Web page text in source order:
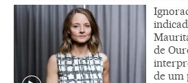
de
de um